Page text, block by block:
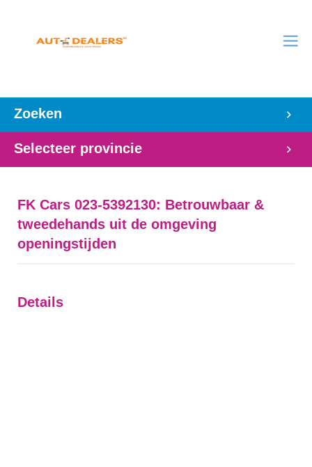
Zoeken
Selecteer provincie
FK Cars 023-5392130: Betrouwbaar &
tweedehands uit de omgeving
openingstijden
Details